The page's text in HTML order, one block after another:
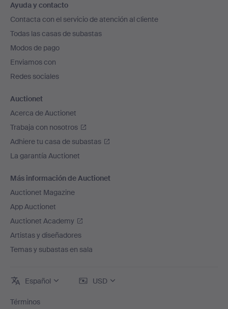
en
el
pie
de
página
Ayuda y contacto
Contacta con el servicio de atención al cliente
Todas las casas de subastas
Modos de pago
Enviamos con
Redes sociales
Auctionet
Acerca de Auctionet
Trabaja con nosotros
Adhiere tu casa de subastas
La garantía Auctionet
Más información de Auctionet
Auctionet Magazine
App Auctionet
Auctionet Academy
Artistas y diseñadores
Temas y subastas en sala
Español USD
Términos